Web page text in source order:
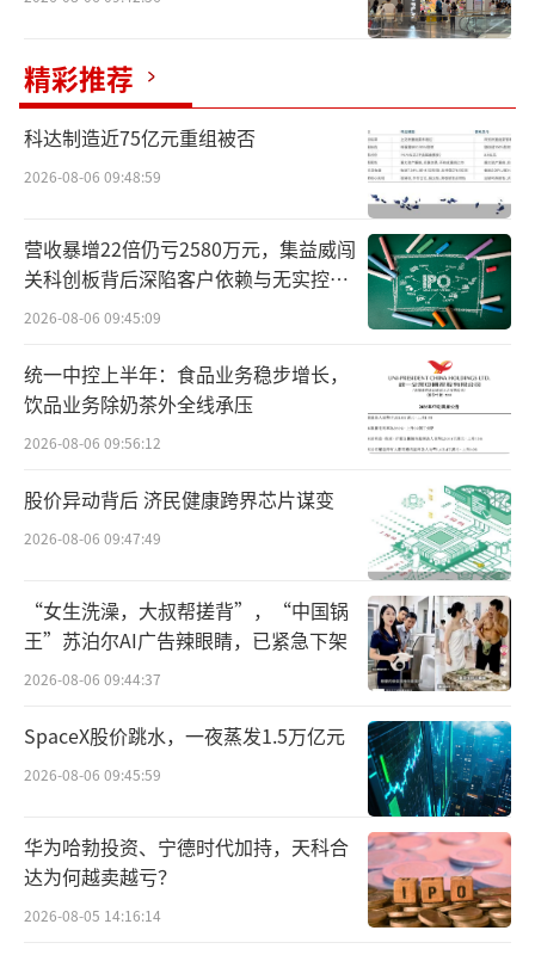
而对于李西廷来说，这将是他职业生涯
中，继2006年带领迈瑞医疗登陆纽交所，开启
国际化发展、2018年荣归A股之后，第三次叩
迈瑞医疗拟赴港上市
10月14日晚间，迈瑞医疗官宣赴港上市，
公司表示，为满足公司业务发展需要，深入推
进国际化战略，打造国际化资本运作平台，进
一步提升上市公司资本实力。公司拟发行H股股
根据公告，迈瑞将充分考虑现有股东的利
益和境内外资本市场的情况，在股东会决议有
效期内，选择适当的时机和发行窗口完成本次
发行并上市。本次发行的H股股数不超过本次发
行后公司总股本的10%（超额配售权行使
前），并授予整体协调人不超过前述发行的H股
股数15%的超额配售权。
实际上，早在今年7月，就有报道称，迈瑞
医疗正在考虑进行港股二次上市，预计筹资至
少10亿美元。不过这一消息并未得到迈瑞医疗
精彩推荐
科达制造近75亿元重组被否
2026-08-06 09:48:59
营收暴增22倍仍亏2580万元，集益威闯
关科创板背后深陷客户依赖与无实控人
困局
2026-08-06 09:45:09
统一中控上半年：食品业务稳步增长，
饮品业务除奶茶外全线承压
2026-08-06 09:56:12
股价异动背后 济民健康跨界芯片谋变
2026-08-06 09:47:49
“女生洗澡，大叔帮搓背”，“中国锅
王”苏泊尔AI广告辣眼睛，已紧急下架
2026-08-06 09:44:37
SpaceX股价跳水，一夜蒸发1.5万亿元
2026-08-06 09:45:59
华为哈勃投资、宁德时代加持，天科合
达为何越卖越亏？
2026-08-05 14:16:14